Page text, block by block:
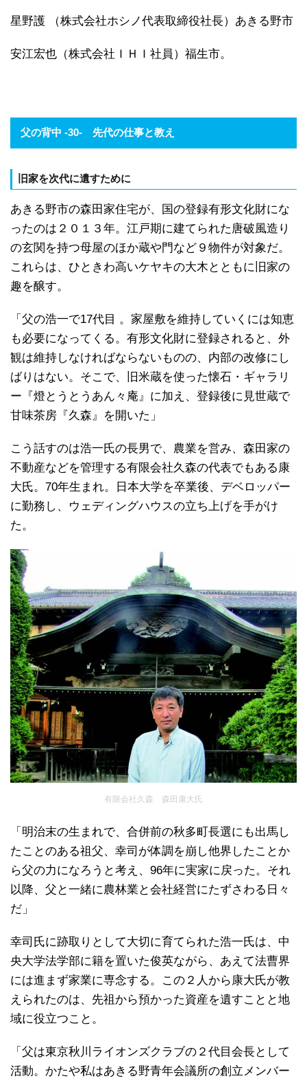
星野護 （株式会社ホシノ代表取締役社長）あきる野市
安江宏也（株式会社ＩＨＩ社員）福生市。
父の背中 -30- 先代の仕事と教え
旧家を次代に遺すために
あきる野市の森田家住宅が、国の登録有形文化財にな
ったのは２０１３年。江戸期に建てられた唐破風造り
の玄関を持つ母屋のほか蔵や門など９物件が対象だ。
これらは、ひときわ高いケヤキの大木とともに旧家の
趣を醸す。
「父の浩一で17代目 。家屋敷を維持していくには知恵
も必要になってくる。有形文化財に登録されると、外
観は維持しなければならないものの、内部の改修にし
ばりはない。そこで、旧米蔵を使った懐石・ギャラリ
ー『燈とうとうあん々庵』に加え、登録後に見世蔵で
甘味茶房『久森』を開いた」
こう話すのは浩一氏の長男で、農業を営み、森田家の
不動産などを管理する有限会社久森の代表でもある康
大氏。70年生まれ。日本大学を卒業後、デベロッパー
に勤務し、ウェディングハウスの立ち上げを手がけ
た。
有限会社久森 森田康大氏
「明治末の生まれで、合併前の秋多町長選にも出馬し
たことのある祖父、幸司が体調を崩し他界したことか
ら父の力になろうと考え、96年に実家に戻った。それ
以降、父と一緒に農林業と会社経営にたずさわる日々
だ」
幸司氏に跡取りとして大切に育てられた浩一氏は、中
央大学法学部に籍を置いた俊英ながら、あえて法曹界
には進まず家業に専念する。この２人から康大氏が教
えられたのは、先祖から預かった資産を遺すことと地
域に役立つこと。
「父は東京秋川ライオンズクラブの２代目会長として
活動。かたや私はあきる野青年会議所の創立メンバー